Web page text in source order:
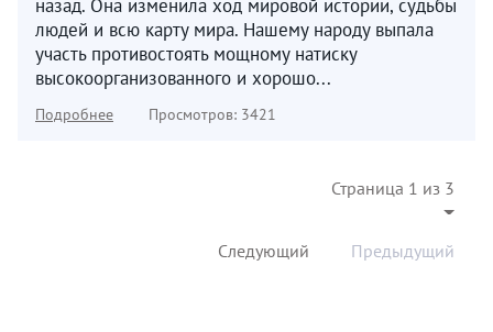
назад. Она изменила ход мировой истории, судьбы
людей и всю карту мира. Нашему народу выпала
участь противостоять мощному натиску
высокоорганизованного и хорошо...
Подробнее Просмотров: 3421
Страница 1 из 3
Предыдущий
Следующий